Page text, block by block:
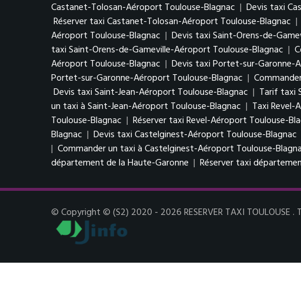
Castanet-Tolosan-Aéroport Toulouse-Blagnac | Devis taxi
Réserver taxi Castanet-Tolosan-Aéroport Toulouse-Blagnac |
Aéroport Toulouse-Blagnac | Devis taxi Saint-Orens-de-
taxi Saint-Orens-de-Gameville-Aéroport Toulouse-Blagnac |
Aéroport Toulouse-Blagnac | Devis taxi Portet-sur-Garonne-
Portet-sur-Garonne-Aéroport Toulouse-Blagnac |
Devis taxi Saint-Jean-Aéroport Toulouse-Blagnac | Tarif taxi
un taxi à Saint-Jean-Aéroport Toulouse-Blagnac | Taxi Revel-
Toulouse-Blagnac | Réserver taxi Revel-Aéroport Toulouse-
Blagnac | Devis taxi Castelginest-Aéroport Toulouse-Blagnac
| Commander un taxi à Castelginest-Aéroport Toulouse-
département de la Haute-Garonne | Réserver taxi
© Copyright © (S2) 2020 - 2026 RESERVER TAXI TOULOUSE